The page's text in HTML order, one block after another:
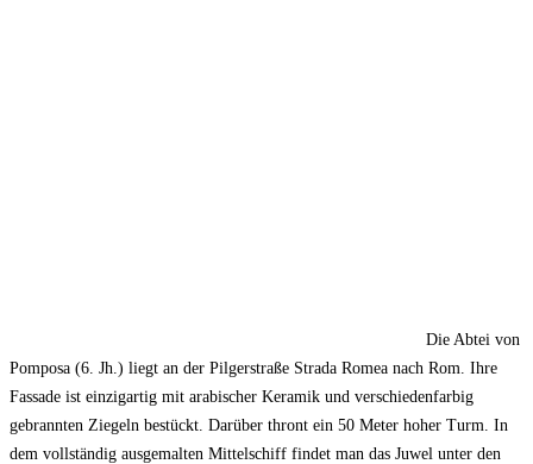
Die Abtei von
Pomposa (6. Jh.) liegt an der Pilgerstraße Strada Romea nach Rom. Ihre
Fassade ist einzigartig mit arabischer Keramik und verschiedenfarbig
gebrannten Ziegeln bestückt. Darüber thront ein 50 Meter hoher Turm. In
dem vollständig ausgemalten Mittelschiff findet man das Juwel unter den